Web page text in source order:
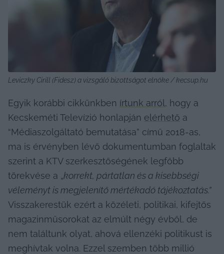
Leviczky Cirill (Fidesz) a vizsgáló bizottságot elnöke / kecsup.hu
Egyik korábbi cikkünkben írtunk arról, hogy a
Kecskeméti Televízió honlapján elérhető a
“Médiaszolgáltató bemutatása” című 2018-as,
ma is érvényben lévő dokumentumban foglaltak
szerint a KTV szerkesztőségének legfőbb
törekvése a „korrekt, pártatlan és a kisebbségi
véleményt is megjelenítő mértékadó tájékoztatás.”
Visszakerestük ezért a közéleti, politikai, kifejtős
magazinműsorokat az elmúlt négy évből, de
nem találtunk olyat, ahová ellenzéki politikust is
meghívtak volna. Ezzel szemben több millió